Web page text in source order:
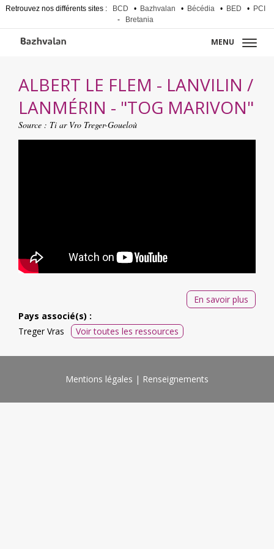
Retrouvez nos différents sites : BCD • Bazhvalan • Bécédia • BED •
PCI
-
Bretania
MENU
ALBERT LE FLEM - LANVILIN /
LANMÉRIN - "TOG MARIVON"
Source : Ti ar Vro Treger-Goueloù
En savoir plus
Pays associé(s) :
Treger Vras
Voir toutes les ressources
Mentions légales Renseignements